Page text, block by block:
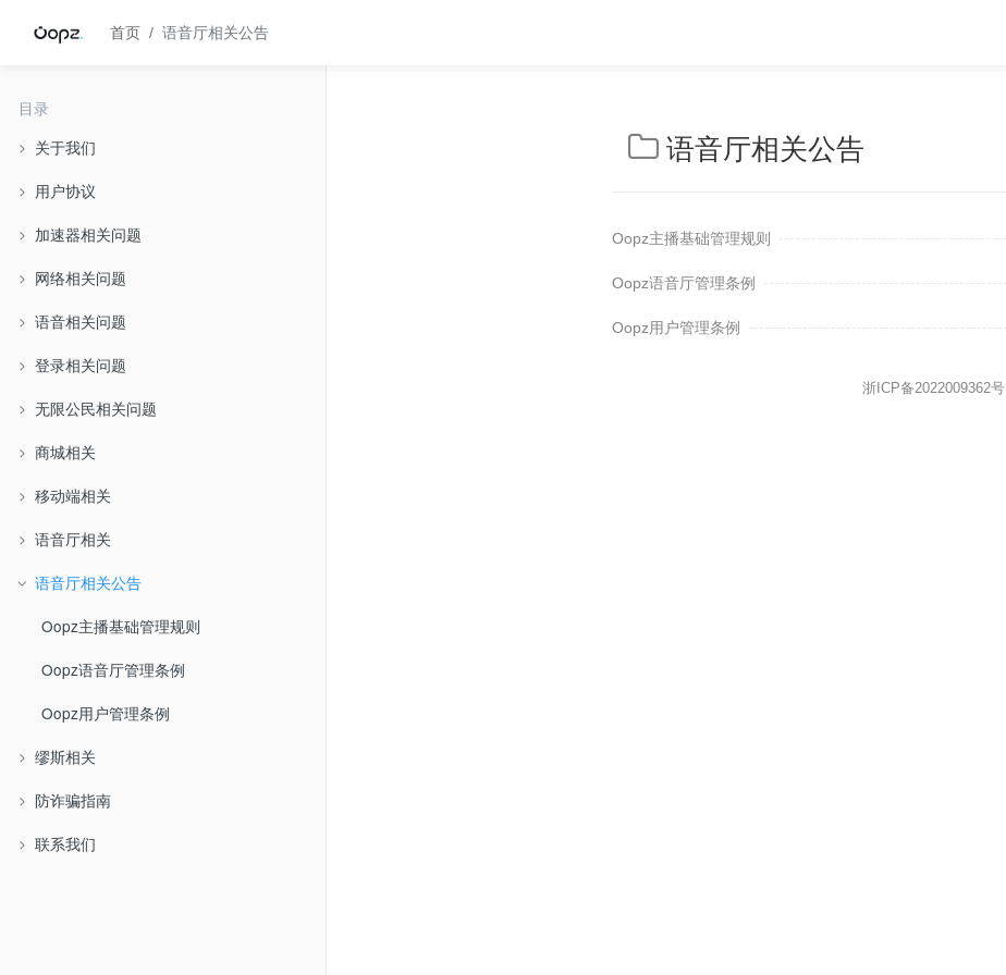
首页 语音厅相关公告
目录
关于我们
用户协议
加速器相关问题
网络相关问题
语音相关问题
登录相关问题
无限公民相关问题
商城相关
移动端相关
语音厅相关
语音厅相关公告
Oopz主播基础管理规则
Oopz语音厅管理条例
Oopz用户管理条例
缪斯相关
防诈骗指南
联系我们
语音厅相关公告
Oopz主播基础管理规则
Oopz语音厅管理条例
Oopz用户管理条例
浙ICP备2022009362号